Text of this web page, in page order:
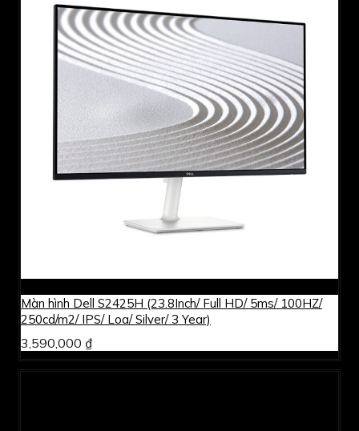
Màn hình Dell S2425H (23.8Inch/ Full HD/ 5ms/ 100HZ/
250cd/m2/ IPS/ Loa/ Silver/ 3 Year)
3,590,000 ₫